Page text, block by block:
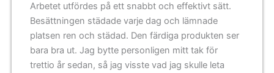
Arbetet utfördes på ett snabbt och effektivt sätt.
Besättningen städade varje dag och lämnade
platsen ren och städad. Den färdiga produkten ser
bara bra ut. Jag bytte personligen mitt tak för
trettio år sedan, så jag visste vad jag skulle leta